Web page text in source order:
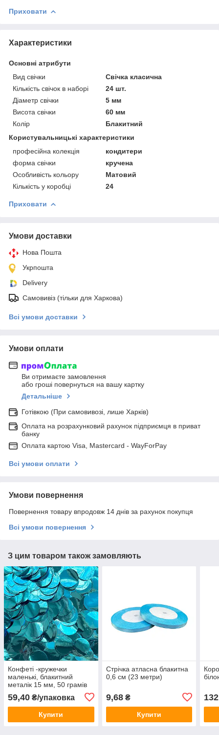
Приховати
Характеристики
Основні атрибути
Вид свічки
Свічка класична
Кількість свічок в наборі
24 шт.
Діаметр свічки
5 мм
Висота свічки
60 мм
Колір
Блакитний
Користувальницькі характеристики
професійна колекція
кондитери
форма свічки
кручена
Особливість кольору
Матовий
Кількість у коробці
24
Приховати
Умови доставки
Нова Пошта
Укрпошта
Delivery
Самовивіз (тільки для Харкова)
Всі умови доставки
Умови оплати
Ви отримаєте замовлення
або гроші повернуться на вашу картку
Детальніше
Готівкою (При самовивозі, лише Харків)
Оплата на розрахунковий рахунок підприємця в приват
банку
Оплата картою Visa, Mastercard - WayForPay
Всі умови оплати
Умови повернення
Повернення товару впродовж 14 днів за рахунок покупця
Всі умови повернення
З цим товаром також замовляють
Конфеті -кружечки
маленькі, блакитний
металік 15 мм, 50 грамів
59,40 ₴/упаковка
Купити
Стрічка атласна блакитна
0,6 см (23 метри)
9,68₴
Купити
132